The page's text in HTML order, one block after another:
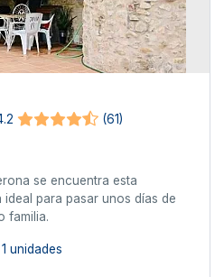
(61)
se encuentra esta
para pasar unos días de
familia.
1 unidades